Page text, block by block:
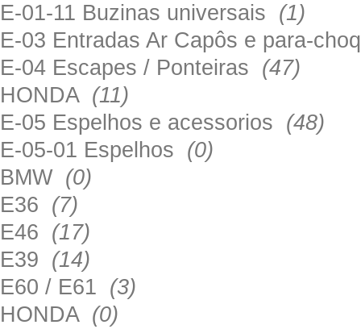
E-01-11 Buzinas universais (1)
E-03 Entradas Ar Capôs e para-
E-04 Escapes / Ponteiras (47)
HONDA (11)
E-05 Espelhos e acessorios (48)
E-05-01 Espelhos (0)
BMW (0)
E36 (7)
E46 (17)
E39 (14)
E60 / E61 (3)
HONDA (0)